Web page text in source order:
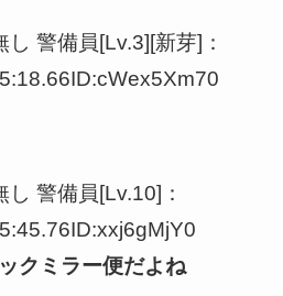
警備員[Lv.3][新芽]：
警備員[Lv.10]：
クミラー便だよね